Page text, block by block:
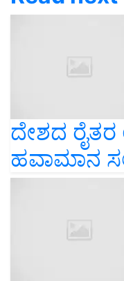
ದೇಶದ ರೈತರ
ಹವಾಮಾನ